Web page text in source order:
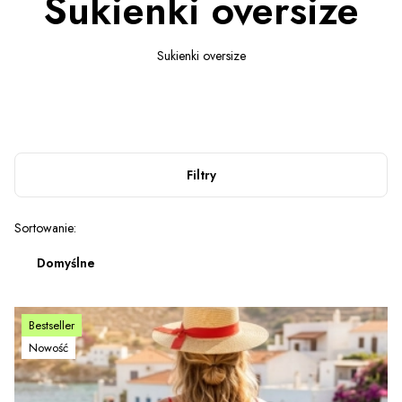
Sukienki oversize
Filtry
Lista produktów
Sortowanie:
Domyślne
Bestseller
Nowość